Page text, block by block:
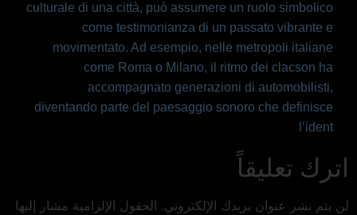
culturale di una città, può assumere un ruolo simbolico
come testimonianza di un passato vibrante e
movimentato. Ad esempio, nelle metropoli italiane
come Roma o Milano, il ritmo dei clacson ha
accompagnato generazioni di automobilisti,
diventando parte del paesaggio sonoro che definisce
l’ident
اترك تعليقاً
لن يتم نشر عنوان بريدك الإلكتروني. الحقول الإلزامية مشار إليها